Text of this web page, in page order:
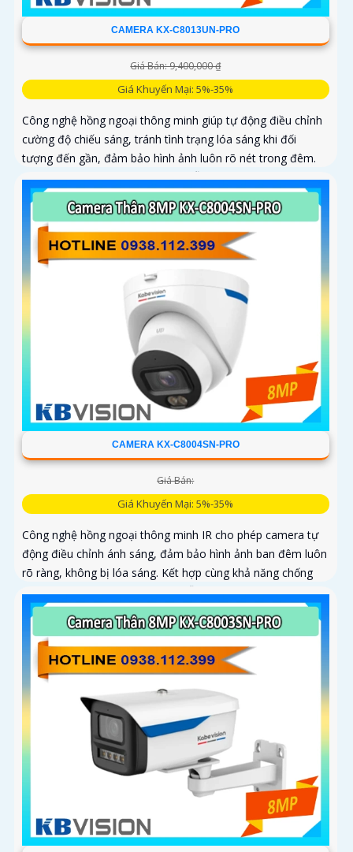
CAMERA KX-C8013UN-PRO
Giá Bán: 9,400,000 ₫
Giá Khuyến Mại: 5%-35%
Công nghệ hồng ngoại thông minh giúp tự động điều chỉnh
cường độ chiếu sáng, tránh tình trạng lóa sáng khi đối
tượng đến gần, đảm bảo hình ảnh luôn rõ nét trong đêm.
Bên cạnh đó, công nghệ giảm nhiễu 3DNR và chống ngược
sáng DWDR giúp camera tái tạo màu sắc chính xác và rõ
ràng trong mọi điều kiện ánh sáng phức tạp như ngược
sáng mạnh hay thiếu sáng
CAMERA KX-C8004SN-PRO
Giá Bán:
Giá Khuyến Mại: 5%-35%
Công nghệ hồng ngoại thông minh IR cho phép camera tự
động điều chỉnh ánh sáng, đảm bảo hình ảnh ban đêm luôn
rõ ràng, không bị lóa sáng. Kết hợp cùng khả năng chống
ngược sáng (DWDR) và giảm nhiễu (3DNR), hình ảnh thu
được luôn mượt mà, màu sắc chân thực và chi tiết rõ nét,
ngay cả trong môi trường ánh sáng yếu hoặc ánh sáng
phức tạp như ngược sáng hoặc chói nắng